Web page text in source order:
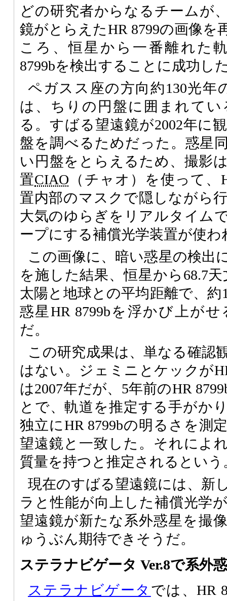
どの研究者からなるチームが
鏡がとらえたHR 8799の画像を
ころ、恒星から一番離れた
8799bを検出することに成功し
ペガスス座の方向約130光年
は、ちりの円盤に囲まれて
る。すばる望遠鏡が2002年に
盤を調べるためだった。惑星
い円盤をとらえるため、撮影
置CIAO （チャオ）を使って、
置内部のマスクで隠しながら
大気のゆらぎをリアルタイム
ープにする補償光学装置が使わ
この画像に、暗い惑星の検出
を施した結果、恒星から68.7
太陽と地球との平均距離で、約
惑星HR 8799bを浮かび上が
だ。
この研究成果は、単なる確認
はない。ジェミニとケックが
は2007年だが、5年前のHR
とで、軌道を推定する手がか
独立にHR 8799bの明るさを測
望遠鏡と一致した。それによ
質量を持つと推定されるという
現在のすばる望遠鏡には、新
ラと性能が向上した補償光学
望遠鏡が新たな系外惑星を撮
ゅうぶん期待できそうだ。
ステラナビゲータ Ver.8で系外
ステラナビゲータ では、HR